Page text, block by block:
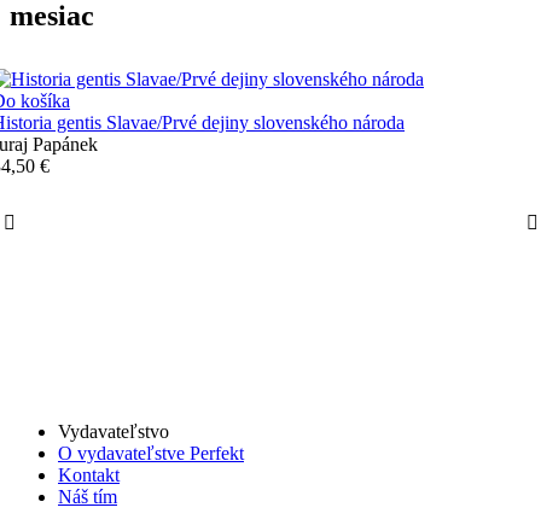
mesiac
košíka
gentis Slavae/Prvé dejiny slovenského národa
Papánek
€
Vydavateľstvo
O vydavateľstve Perfekt
Kontakt
Náš tím